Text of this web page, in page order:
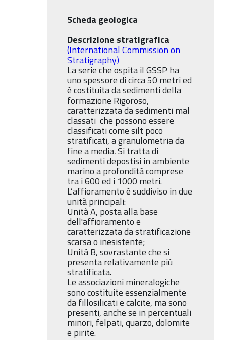
Scheda geologica
Descrizione stratigrafica
(International Commission on
Stratigraphy)
La serie che ospita il GSSP ha
uno spessore di circa 50 metri ed
è costituita da sedimenti della
formazione Rigoroso,
caratterizzata da sedimenti mal
classati che possono essere
classificati come silt poco
stratificati, a granulometria da
fine a media.Si tratta di
sedimenti depostisi in ambiente
marino a profondità comprese
tra i 600 ed i 1000 metri.
L’affioramento è suddiviso in due
unità principali:
Unità A, posta alla base
dell'affioramento e
caratterizzata da stratificazione
scarsa o inesistente;
Unità B, sovrastante che si
presenta relativamente più
stratificata.
Le associazioni mineralogiche
sono costituite essenzialmente
da fillosilicati e calcite, ma sono
presenti, anche se in percentuali
minori, felpati, quarzo, dolomite
e pirite.